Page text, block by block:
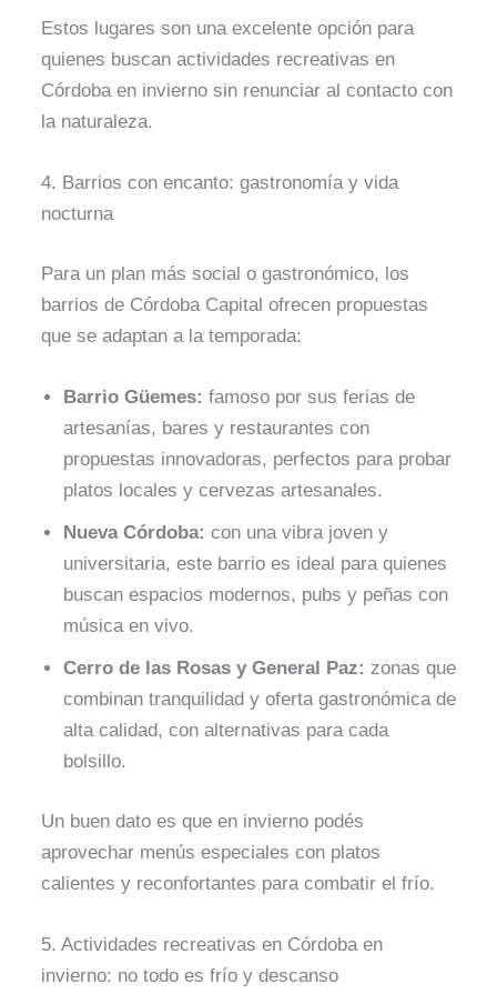
Estos lugares son una excelente opción para
quienes buscan actividades recreativas en
Córdoba en invierno sin renunciar al contacto con
la naturaleza.
4. Barrios con encanto: gastronomía y vida
nocturna
Para un plan más social o gastronómico, los
barrios de Córdoba Capital ofrecen propuestas
que se adaptan a la temporada:
Barrio Güemes: famoso por sus ferias de
artesanías, bares y restaurantes con
propuestas innovadoras, perfectos para probar
platos locales y cervezas artesanales.
Nueva Córdoba: con una vibra joven y
universitaria, este barrio es ideal para quienes
buscan espacios modernos, pubs y peñas con
música en vivo.
Cerro de las Rosas y General Paz: zonas que
combinan tranquilidad y oferta gastronómica de
alta calidad, con alternativas para cada
bolsillo.
Un buen dato es que en invierno podés
aprovechar menús especiales con platos
calientes y reconfortantes para combatir el frío.
5. Actividades recreativas en Córdoba en
invierno: no todo es frío y descanso